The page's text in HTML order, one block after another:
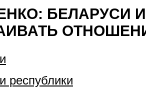
БЕЛАРУСИ
республики